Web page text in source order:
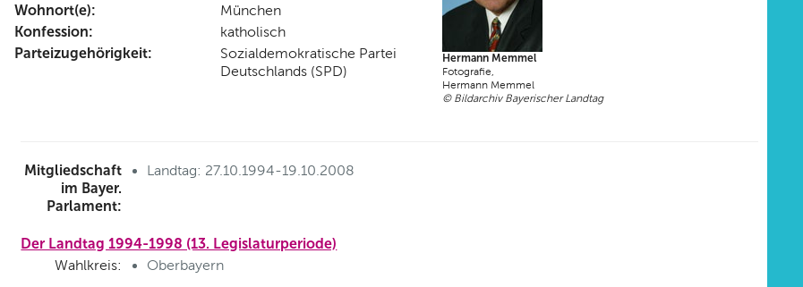
Wohnort(e): München
Konfession: katholisch
Parteizugehörigkeit:
Sozialdemokratische Partei
Deutschlands (SPD)
Hermann Memmel
Fotografie,
Hermann Memmel
© Bildarchiv Bayerischer Landtag
Mitgliedschaft
im Bayer.
Parlament:
Landtag: 27.10.1994-19.10.2008
Der Landtag 1994-1998 (13. Legislaturperiode)
Wahlkreis:
Oberbayern